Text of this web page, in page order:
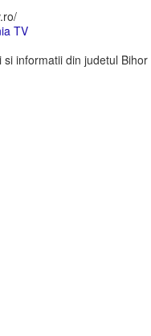
TV
informatii din judetul Bihor